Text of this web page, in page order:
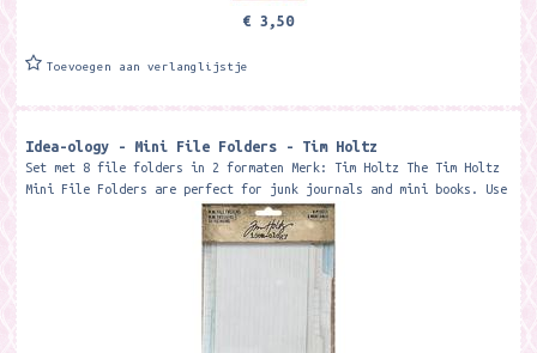
€ 3,50
Toevoegen aan verlanglijstje
Idea-ology - Mini File Folders - Tim Holtz
Set met 8 file folders in 2 formaten Merk: Tim Holtz The Tim Holtz
Mini File Folders are perfect for junk journals and mini books. Use